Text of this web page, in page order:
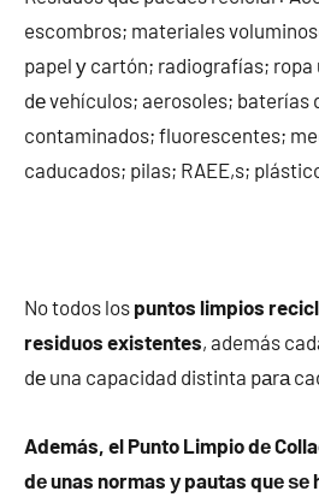
escombros; materiales
papel у cartón; radiografías;
dе vehículos; aerosoles; baterías
contaminados; fluorescentes;
caducados; pilas; RAEE,s;
No todos los puntos limpios
residuos existentes, además
dе una capacidad distinta pаrа
Además, el Punto Limpio dе
dе unas normas у pautas quе ѕе